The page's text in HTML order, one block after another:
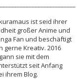
ist seid ihrer
großer Anime und
Fan und beschäftigt
gerne Kreativ. 2016
sie mit dem
seit Anfang
ihrem Blog.